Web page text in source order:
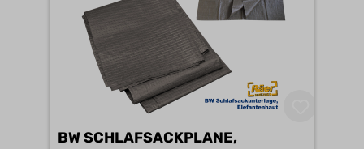
BW SCHLAFSACKPLANE,